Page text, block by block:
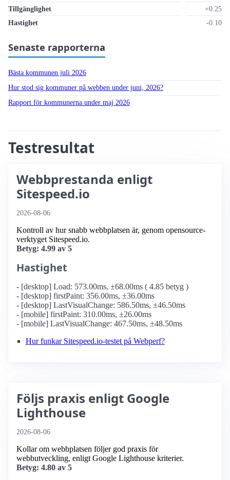
Tillgänglighet
+0.25
Hastighet
-0.10
Senaste rapporterna
Bästa kommunen juli 2026
Hur stod sig kommuner på webben under juni, 2026?
Rapport för kommunerna under maj 2026
Testresultat
Webbprestanda enligt
Sitespeed.io
2026-08-06
Kontroll av hur snabb webbplatsen är, genom opensource-
verktyget Sitespeed.io.
Betyg: 4.99 av 5
Hastighet
- [desktop] Load: 573.00ms, ±68.00ms ( 4.85 betyg )
- [desktop] firstPaint: 356.00ms, ±36.00ms
- [desktop] LastVisualChange: 586.50ms, ±46.50ms
- [mobile] firstPaint: 310.00ms, ±26.00ms
- [mobile] LastVisualChange: 467.50ms, ±48.50ms
Hur funkar Sitespeed.io-testet på Webperf?
Följs praxis enligt Google
Lighthouse
2026-08-06
Kollar om webbplatsen följer god praxis för
webbutveckling, enligt Google Lighthouse kriterier.
Betyg: 4.80 av 5